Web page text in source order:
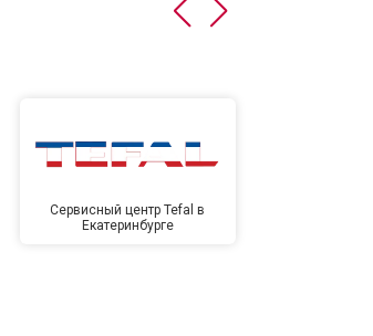
Сервисный центр Tefal в
Екатеринбурге